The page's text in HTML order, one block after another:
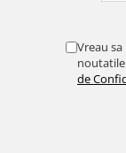
Vreau
de